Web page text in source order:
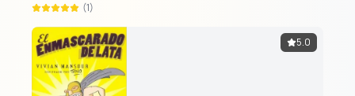
(1)
5.0